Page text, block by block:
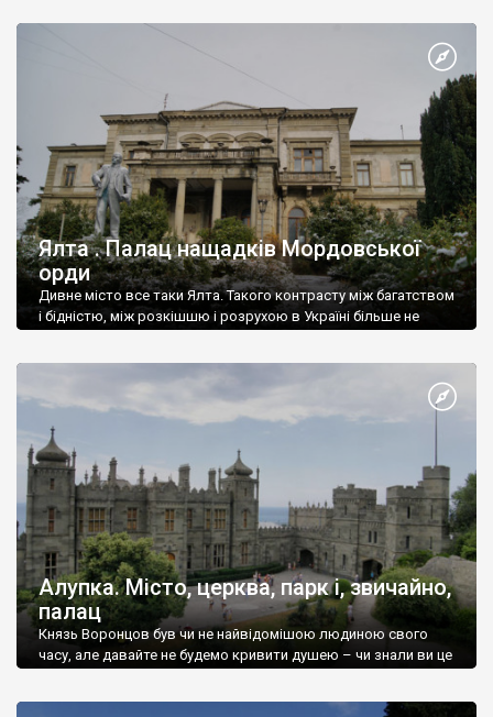
Ялта . Палац нащадків Мордовської
орди
Дивне місто все таки Ялта. Такого контрасту між багатством
і бідністю, між розкішшю і розрухою в Україні більше не
Алупка. Місто, церква, парк і, звичайно,
палац
Князь Воронцов був чи не найвідомішою людиною свого
часу, але давайте не будемо кривити душею – чи знали ви це